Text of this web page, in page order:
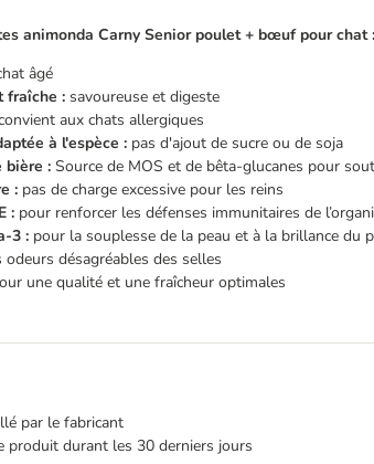
animonda Carny Senior poulet + bœuf pour chat :
âgé
fraîche : savoureuse et digeste
aux chats allergiques
à l'espèce : pas d'ajout de sucre ou de soja
bière : Source de MOS et de bêta-glucanes pour
: pas de charge excessive pour les reins
: pour renforcer les défenses immunitaires de
3 : pour la souplesse de la peau et à la brillance du
odeurs désagréables des selles
une qualité et une fraîcheur optimales
par le fabricant
produit durant les 30 derniers jours